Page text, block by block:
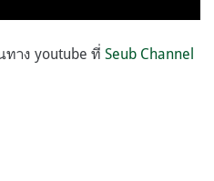
าง youtube ที่ Seub Channel